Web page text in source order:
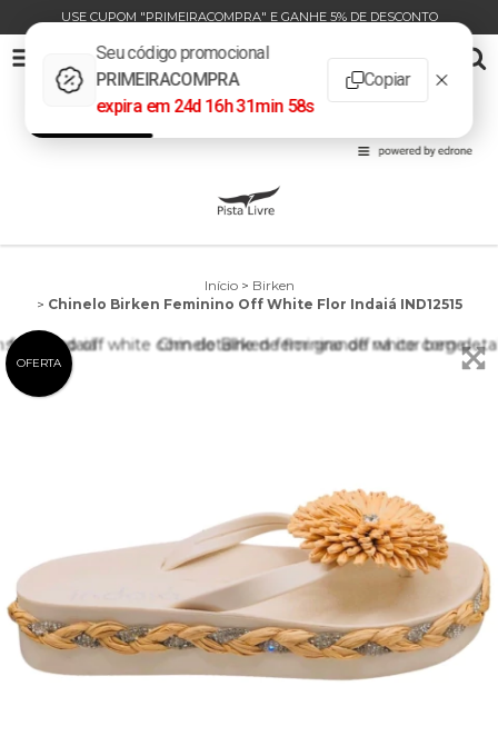
USE CUPOM "PRIMEIRACOMPRA" E GANHE 5% DE DESCONTO
CHINELO BIRKEN FEMININO OFF WHITE FLOR INDAIÁ IND12515
INÍCIO
Início > Birken
> Chinelo Birken Feminino Off White Flor Indaiá IND12515
OFERTA